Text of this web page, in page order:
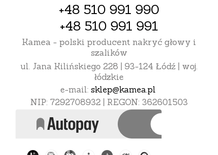
+48 510 991 990
+48 510 991 991
Kamea - polski producent nakryć głowy i
szalików
ul. Jana Kilińskiego 228 | 93-124 Łódź | woj.
łódzkie
e-mail: sklep@kamea.pl
NIP: 7292708932 | REGON: 362601503